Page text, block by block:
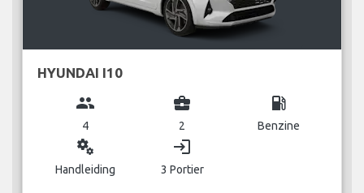
HYUNDAI I10
group
4
business_center
2
local_gas_station
Benzine
miscellaneous_services
Handleiding
login
3 Portier